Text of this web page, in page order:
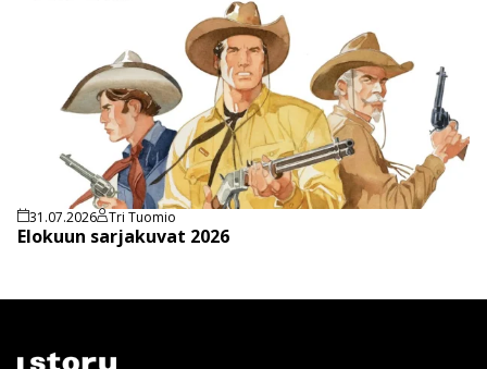
31.07.2026 Tri Tuomio
Elokuun sarjakuvat 2026